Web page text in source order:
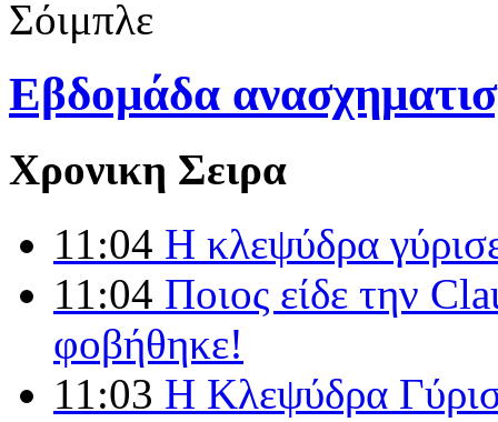
Εβδομάδα
Χρονικη Σειρα
11:04 H κλεψύδρα
11:04 Ποιος είδε την
φοβήθηκε!
11:03 Η Κλεψύδρα